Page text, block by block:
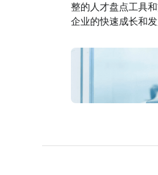
整的人才盘点工具
企业的快速成长和